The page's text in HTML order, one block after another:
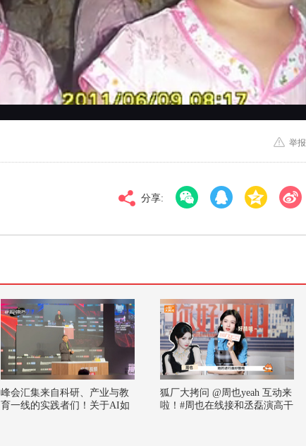
标清 倍速
对比度 100
举报
分享:
峰会汇集来自科研、产业与教
育一线的实践者们！关于AI如
狐厂大拷问 ️@周也yeah 互动来
啦！️#周也在线接和丞磊演高干